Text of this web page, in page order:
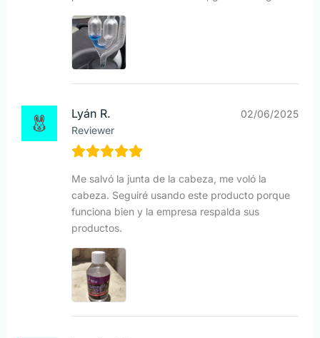
Lyán R.
Reviewer
02/06/2025
Me salvó la junta de la cabeza, me voló la
cabeza. Seguiré usando este producto porque
funciona bien y la empresa respalda sus
productos.